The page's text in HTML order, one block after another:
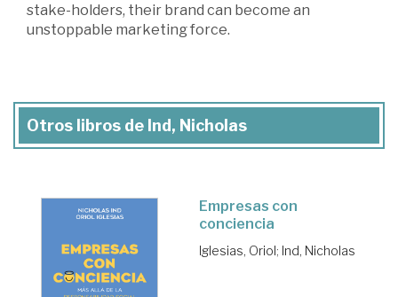
stake-holders, their brand can become an
unstoppable marketing force.
Otros libros de Ind, Nicholas
Empresas con
conciencia
Iglesias, Oriol; Ind, Nicholas